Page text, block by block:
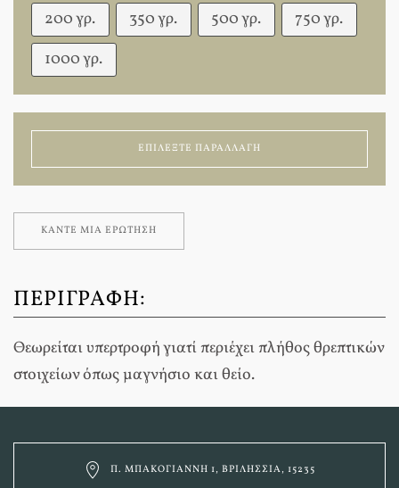
200 γρ.
350 γρ. 500 γρ.
750 γρ.
1000 γρ.
ΕΠΙΛΈΞΤΕ ΠΑΡΑΛΛΑΓΉ
ΚΆΝΤΕ ΜΊΑ ΕΡΏΤΗΣΗ
ΠΕΡΙΓΡΑΦΉ:
Θεωρείται υπερτροφή γιατί περιέχει πλήθος θρεπτικών
στοιχείων όπως μαγνήσιo και θείο.
Π. ΜΠΑΚΟΓΙΆΝΝΗ 1, ΒΡΙΛΉΣΣΙΑ, 15235